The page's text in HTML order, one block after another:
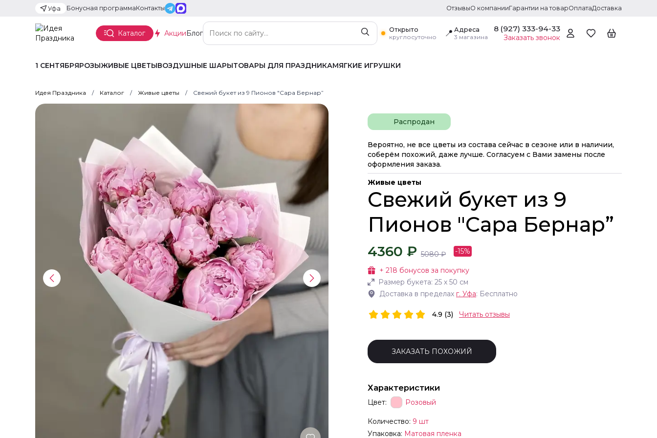
Уфа Бонусная программаКонтакты ОтзывыО компанииГарантии на товарОплатаДоставка
Каталог АкцииБлог
Открыто
круглосуточно
📍 Адреса
3 магазина
8 (927) 333-94-33
Заказать звонок
1 СЕНТЯБРЯРОЗЫЖИВЫЕ ЦВЕТЫВОЗДУШНЫЕ ШАРЫТОВАРЫ ДЛЯ ПРАЗДНИКАМЯГКИЕ ИГРУШКИ
Идея Праздника Каталог Живые цветы Свежий букет из 9 Пионов "Сара Бернар”
Распродан
Вероятно, не все цветы из состава сейчас в сезоне или в наличии,
соберём похожий, даже лучше. Согласуем с Вами замены после
оформления заказа.
Живые цветы
Свежий букет из 9
Пионов "Сара Бернар”
4360 ₽ 5080₽ -15%
+ 218 бонусов за покупку
Размер букета: 25 х 50 см
Доставка в пределах г. Уфа: Бесплатно
4.9 (3) Читать отзывы
ЗАКАЗАТЬ ПОХОЖИЙ
Характеристики
Цвет: Розовый
Количество: 9 шт
Упаковка: Матовая пленка